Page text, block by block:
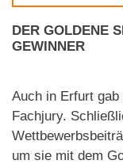
DER GOLDENE
GEWINNER
Auch in Erfurt
Fachjury.
um sie mit dem